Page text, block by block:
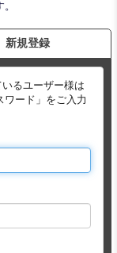
新規登録
るユーザー様は
ワード」をご入力